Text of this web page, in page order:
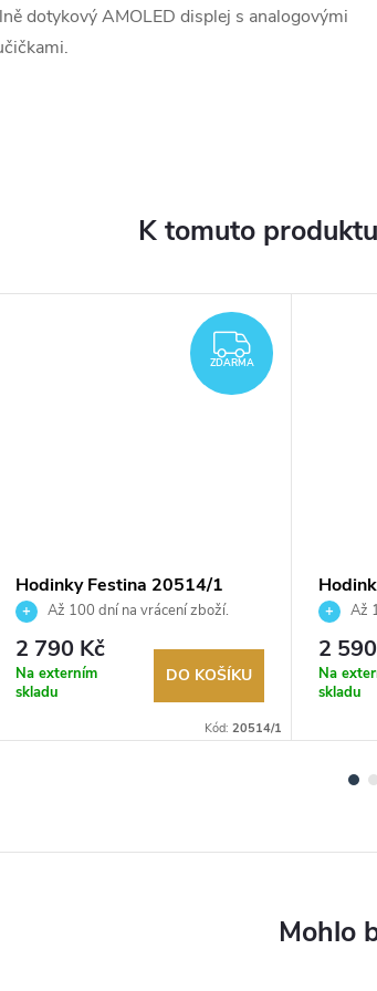
dotykový AMOLED displej s analogovými
K tomuto
ZDARMA
ZDARMA
Hodinky Festina 20514/1
Až 100 dní na vrácení zboží.
Autorizovaný prodejce.
2 790 Kč
Na externím
skladu
DO KOŠÍKU
Kód: 20514/1
Až
2
Na
skladu